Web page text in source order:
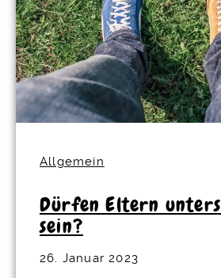
Allgemein
Dürfen Eltern
sein?
26. Januar 2023